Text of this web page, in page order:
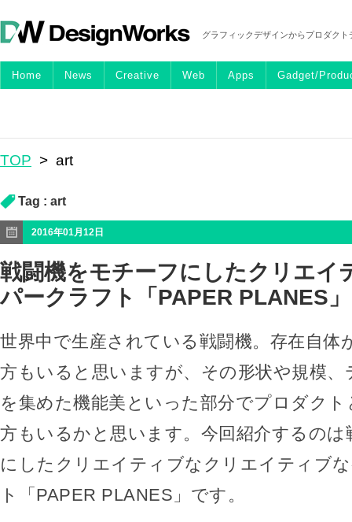
グラフィックデザインからプロダク
Home News Creative Web Apps Gadget/
TOP > art
Tag : art
2016年01月12日
戦闘機をモチーフにしたクリエイ
パークラフト「PAPER PLANES」
世界中で生産されている戦闘機。存在自体
方もいると思いますが、その形状や規模
を集めた機能美といった部分でプロダク
方もいるかと思います。今回紹介するのは
にしたクリエイティブなクリエイティブ
ト「PAPER PLANES」です。